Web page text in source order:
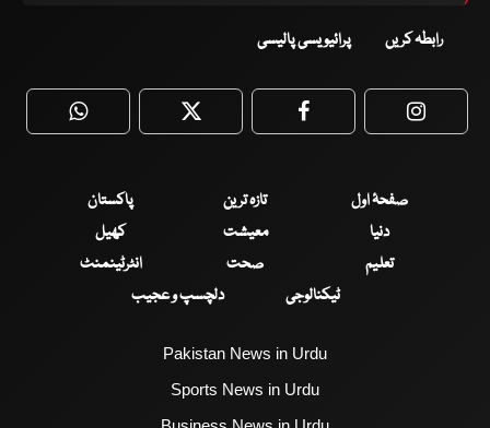
رابطہ کریں پرائیویسی پالیسی
WhatsApp Twitter Facebook
صفحۂ اول تازہ ترین
پاکستان
دنیا
معیشت
کھیل
تعلیم
صحت
انٹرٹینمنٹ
ٹیکنالوجی
دلچسپ و عجیب
Pakistan News in Urdu
Sports News in Urdu